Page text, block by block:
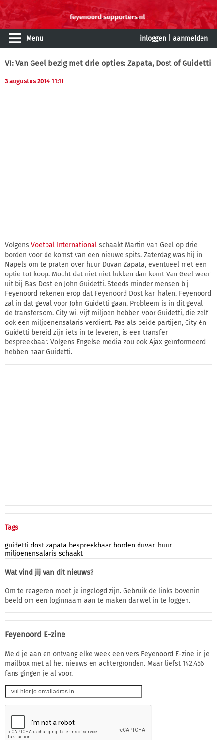
Menu inloggen aanmelden
VI: Van Geel bezig met drie opties: Zapata, Dost of Guidetti
3 augustus 2014 11:11
Volgens Voetbal International schaakt Martin van Geel op drie
borden voor de komst van een nieuwe spits. Zaterdag was hij in
Napels om te praten over huur Duvan Zapata, eventueel met een
optie tot koop. Mocht dat niet niet lukken dan komt Van Geel weer
uit bij Bas Dost en John Guidetti. Steeds minder mensen bij
Feyenoord rekenen erop dat Feyenoord Dost kan halen. Feyenoord
zal in dat geval voor John Guidetti gaan. Probleem is in dit geval
de transfersom. City wil vijf miljoen hebben voor Guidetti, die zelf
ook een miljoenensalaris verdient. Pas als beide partijen, City én
Guidetti bereid zijn iets in te leveren, is een transfer
bespreekbaar. Volgens Engelse media zou ook Ajax geïnformeerd
hebben naar Guidetti.
Tags
guidetti dost zapata bespreekbaar borden duvan huur
miljoenensalaris schaakt
Wat vind jij van dit nieuws?
Om te reageren moet je ingelogd zijn. Gebruik de links bovenin
beeld om een loginnaam aan te maken danwel in te loggen.
Feyenoord E-zine
Meld je aan en ontvang elke week een vers Feyenoord E-zine in je
mailbox met al het nieuws en achtergronden. Maar liefst 142.456
fans gingen je al voor.